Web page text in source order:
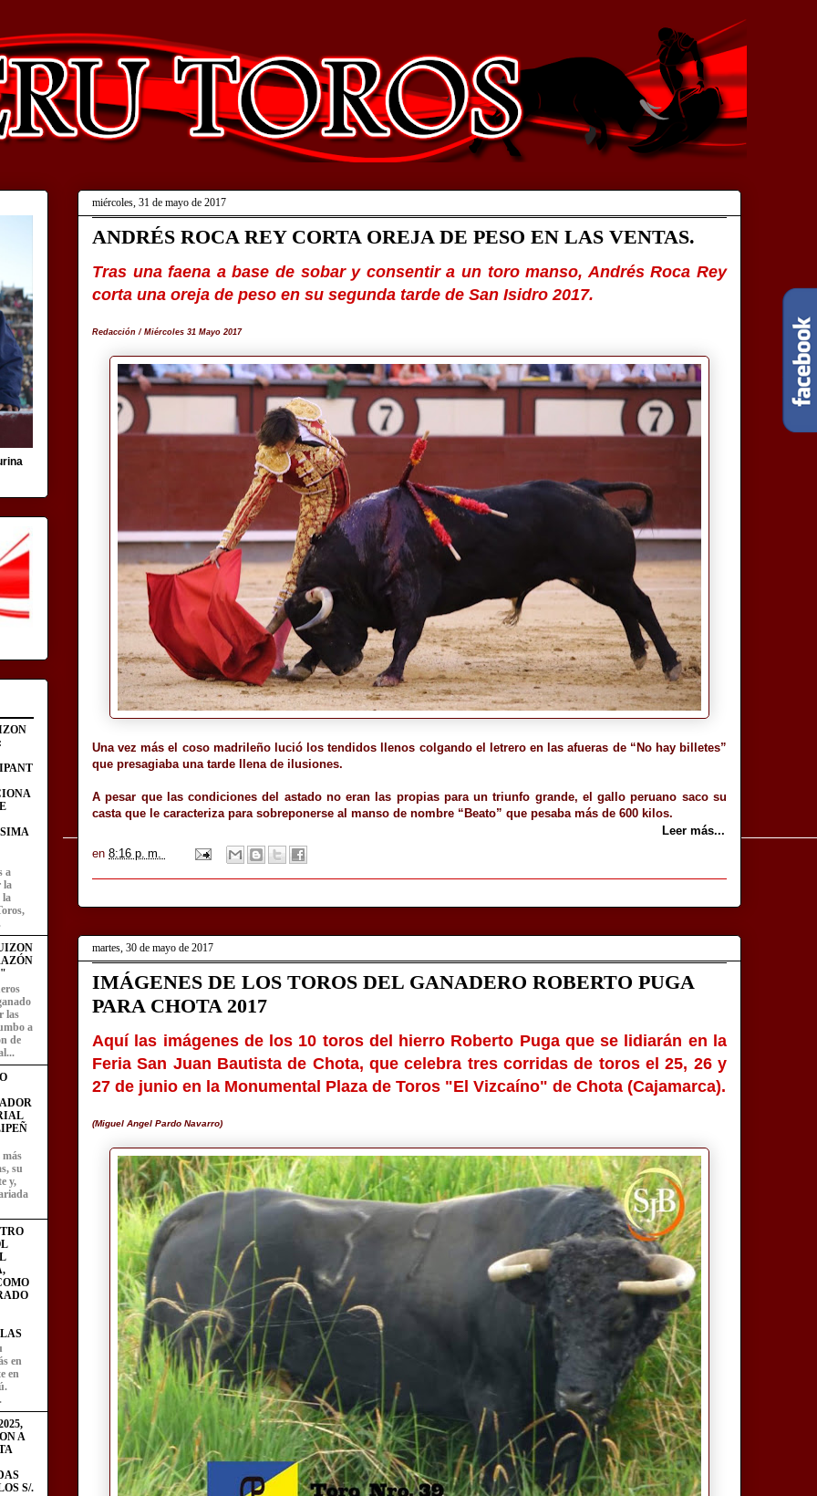
miércoles, 31 de mayo de 2017
ANDRÉS ROCA REY CORTA OREJA DE PESO EN LAS VENTAS.
Tras una faena a base de sobar y consentir a un toro manso, Andrés Roca Rey
corta una oreja de peso en su segunda tarde de San Isidro 2017.
Redacción / Miércoles 31 Mayo 2017
Una vez más el coso madrileño lució los tendidos llenos colgando el letrero en las afueras de “No hay billetes”
que presagiaba una tarde llena de ilusiones.
A pesar que las condiciones del astado no eran las propias para un triunfo grande, el gallo peruano saco su
casta que le caracteriza para sobreponerse al manso de nombre “Beato” que pesaba más de 600 kilos.
Leer más...
en 8:16 p. m.
martes, 30 de mayo de 2017
IMÁGENES DE LOS TOROS DEL GANADERO ROBERTO PUGA
PARA CHOTA 2017
Aquí las imágenes de los 10 toros del hierro Roberto Puga que se lidiarán en la
Feria San Juan Bautista de Chota, que celebra tres corridas de toros el 25, 26 y
27 de junio en la Monumental Plaza de Toros "El Vizcaíno" de Chota (Cajamarca).
(Miguel Angel Pardo Navarro)
a
la
la
las
a
de
más
su
y,
en
en
A
S/.